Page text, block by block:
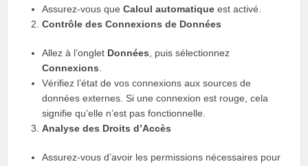
Assurez-vous queCalcul automatique est activé.
Contrôle des Connexions de Données
Allez à l’onglet Données , puis sélectionnez
Connexions
Vérifiez l’état de vos connexions aux sources de
données externes. Si une connexion est rouge, cela
signifie qu’elle n’est pas fonctionnelle.
Analyse des Droits d’Accès
Assurez-vous d’avoir les permissions nécessaires pour